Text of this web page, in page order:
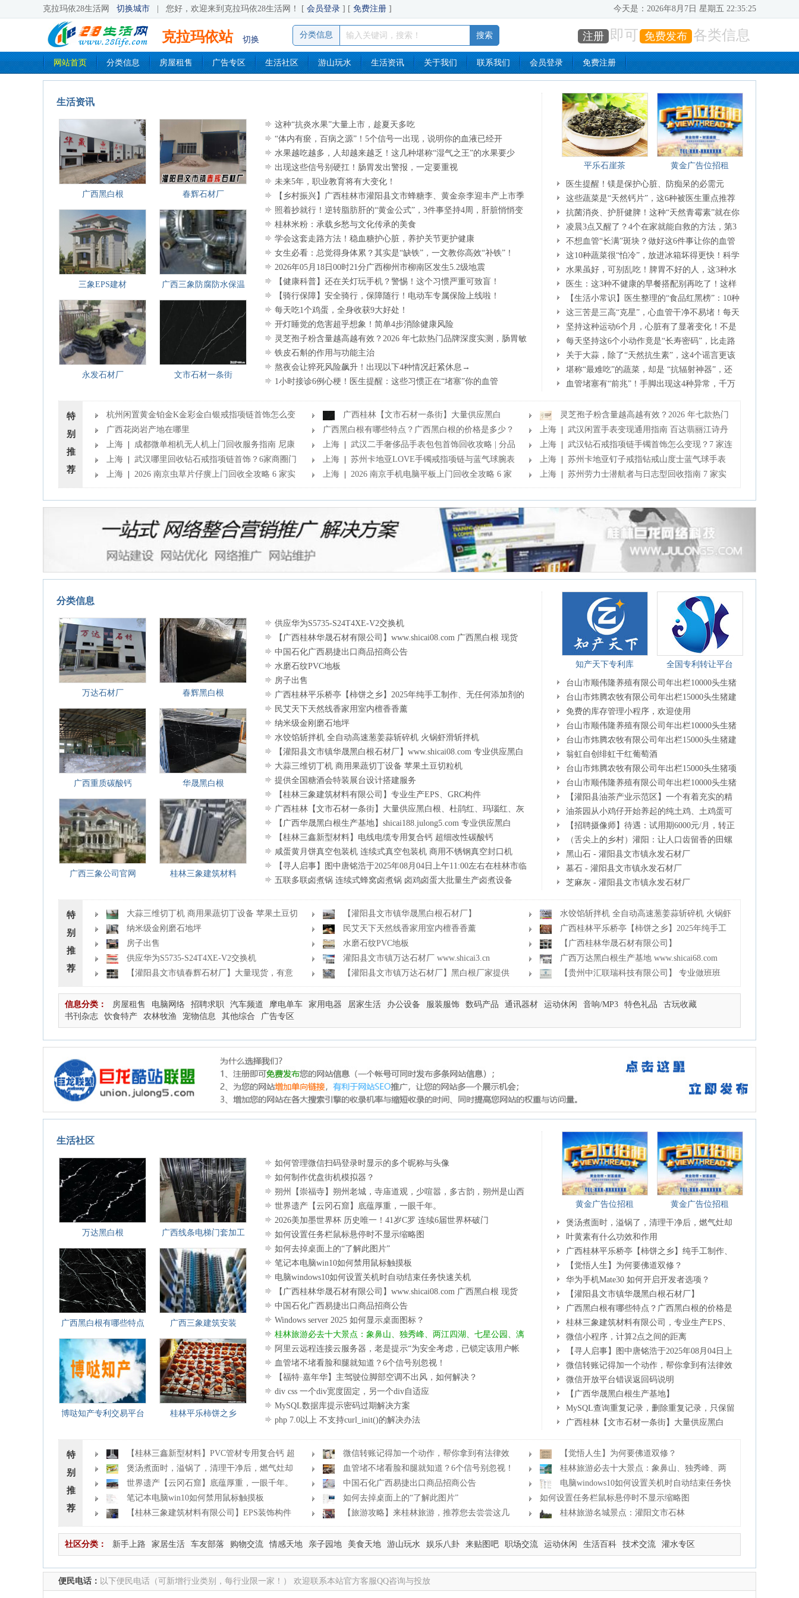
克拉玛依28生活网 切换城市 您好，欢迎来到克拉玛依28生活网！ [ 会员登录 ] [ 免费注册 ] 今天是： 2026年8月7日 星期五 22:35:26
克拉玛依站 切换
分类信息 注册 即可 免费发布 各类信息
网站首页 分类信息 房屋租售 广告专区 生活社区 游山玩水 生活资讯 关于我们 联系我们 会员登录 免费注册
生活资讯
广西黑白根 春辉石材厂
三象EPS建材 广西三象防腐防水保温
永发石材厂 文市石材一条街
这种“抗炎水果”大量上市，趁夏天多吃
“体内有瘀，百病之源”！5个信号一出现，说明你的血液已经开
始“堵”了
水果越吃越多，人却越来越乏！这几种堪称“湿气之王”的水果要少
吃！出现这些信号别硬扛！肠胃发出警报，一定要重视
未来5年，职业教育将有大变化！
【乡村振兴】广西桂林市灌阳县文市蜂糖李、黄金奈李迎丰产上市季
甜蜜产业助振兴
照着抄就行！逆转脂肪肝的“黄金公式”，3件事坚持4周，肝脏悄悄变
好 桂林米粉：承载乡愁与文化传承的美食
学会这套走路方法！稳血糖护心脏，养护关节更护健康
女生必看：总觉得身体累？其实是“缺铁”，一文教你高效“补铁”！
2026年05月18日00时21分广西柳州市柳南区发生5.2级地震
【健康科普】还在关灯玩手机？警惕！这个习惯严重可致盲！
【骑行保障】安全骑行，保障随行！电动车专属保险上线啦！
每天吃1个鸡蛋，全身收获9大好处！
开灯睡觉的危害超乎想象！简单4步消除健康风险
灵芝孢子粉含量越高越有效？2026 年七款热门品牌深度实测，肠胃敏
感者避坑指南
铁皮石斛的作用与功能主治
熬夜会让猝死风险飙升！出现以下4种情况赶紧休息→
1小时接诊6例心梗！医生提醒：这些习惯正在“堵塞”你的血管
平乐石崖茶 黄金广告位招租
医生提醒！镁是保护心脏、防痴呆的必需元
素，常吃4类食物就能补
这些蔬菜是“天然钙片”，这6种被医生重点推荐
抗菌消炎、护肝健脾！这种“天然青霉素”就在你
家餐桌上，春季吃正合适
凌晨3点又醒了？4个在家就能自救的方法，第3
个很多人用错了
不想血管“长满”斑块？做好这6件事让你的血管
更健康
这10种蔬菜很“怕冷”，放进冰箱坏得更快！科学
保存黄金法则来了！
水果虽好，可别乱吃！脾胃不好的人，这3种水
果正在悄悄伤害你！
医生：这3种不健康的早餐搭配别再吃了！这样
吃早餐，腰围小了、血糖血脂降了
【生活小常识】医生整理的“食品红黑榜”：10种
垃圾食品要少吃，10种健康食品要多吃！
这三苦是三高“克星”，心血管干净不易堵！每天
吃一点，指标慢慢降下来~
坚持这种运动6个月，心脏有了显著变化！不是
跑步，也不是走路
每天坚持这6个小动作竟是“长寿密码”，比走路
还简单！
关于大蒜，除了“天然抗生素”，这4个谣言更该
警惕!堪称“最难吃”的蔬菜，却是 “抗辐射神器”，还
能护肺、清热、止咳化痰！
血管堵塞有“前兆”！手脚出现这4种异常，千万
特
别
推
荐
杭州闲置黄金铂金K金彩金白银戒指项链首饰怎么变
现？回收行情与正规渠道汇总
广西桂林【文市石材一条街】大量供应黑白
根、杜鹃红、玛瑙红、灰姑娘、海浪花、霸王花、木纹
石等产品
灵芝孢子粉含量越高越有效？2026 年七款热门
品牌深度实测，肠胃敏感者避坑指南
广西花岗岩产地在哪里
广西黑白根有哪些特点？广西黑白根的价格是多少？
广西黑白根有哪些知名品牌？哪家品牌口碑最好？
上海 |武汉闲置手表变现通用指南 百达翡丽江诗丹
顿爱彼闲置变现攻略
上海| 成都微单相机无人机上门回收服务指南 尼康
佳能索尼松下单反镜头回收行情
上海 |武汉二手奢侈品手表包包首饰回收攻略 | 分品
类门店推荐 2026 热门款行情参考
上海 |武汉钻石戒指项链手镯首饰怎么变现？7 家连
锁门店实测 2026 全品牌回收行情
上海| 武汉哪里回收钻石戒指项链首饰？6家商圈门
店指南 卡地亚梵克雅宝回收价格
上海 |苏州卡地亚LOVE手镯戒指项链与蓝气球腕表
回收指南 7 家实体门店实测全攻略
上海 |苏州卡地亚钉子戒指钻戒山度士蓝气球手表
回收怎么选 6 家本地连锁门店深度指南
上海| 2026 南京虫草片仔癀上门回收全攻略 6 家实
体门店服务与行情详解
上海 |2026 南京手机电脑平板上门回收全攻略 6 家
实体门店服务与行情详解
上海 |苏州劳力士潜航者与日志型回收指南 7 家实
体门店实测及 2026 行情参考
分类信息
万达石材厂 春辉黑白根
广西重质碳酸钙 华晟黑白根
广西三象公司官网 桂林三象建筑材料
供应华为S5735-S24T4XE-V2交换机
【广西桂林华晟石材有限公司】www.shicai08.com 广西黑白根 现货
中国石化广西易捷出口商品招商公告
水磨石纹PVC地板
房子出售
广西桂林平乐桥亭【柿饼之乡】2025年纯手工制作、无任何添加剂的
第一批柿饼准备上市了，欢迎联系订购！
民艾天下天然线香家用室内檀香香薰
纳米级金刚磨石地坪
水饺馅斩拌机 全自动高速葱姜蒜斩碎机 火锅虾滑斩拌机
【灌阳县文市镇华晟黑白根石材厂】www.shicai08.com 专业供应黑白
根、广西白、金镶玉等
大蒜三维切丁机 商用果蔬切丁设备 苹果土豆切粒机
提供全国糖酒会特装展台设计搭建服务
【桂林三象建筑材料有限公司】专业生产EPS、GRC构件
广西桂林【文市石材一条街】大量供应黑白根、杜鹃红、玛瑙红、灰
姑娘、海浪花、霸王花、木纹石等产品
【广西华晟黑白根生产基地】shicai188.julong5.com 专业供应黑白
根、广西白、金镶玉
【桂林三鑫新型材料】电线电缆专用复合钙 超细改性碳酸钙
咸蛋黄月饼真空包装机 连续式真空包装机 商用不锈钢真空封口机
【寻人启事】图中唐铭浩于2025年08月04日上午11:00左右在桂林市临
桂区大律街154号附近走失
五联多联卤煮锅 连续式蜂窝卤煮锅 卤鸡卤蛋大批量生产卤煮设备
知产天下专利库 全国专利转让平台
台山市顺伟隆养殖有限公司年出栏10000头生猪
建设项目环境影响评价公众参与信息公开（报批
前公示）
台山市炜腾农牧有限公司年出栏15000头生猪建
设项目环境影响评价公众参与信息公开（报批前
公示）
免费的库存管理小程序，欢迎使用
台山市顺伟隆养殖有限公司年出栏10000头生猪
建设项目环境影响评价第二次信息公示
台山市炜腾农牧有限公司年出栏15000头生猪建
设项目环境影响评价第二次信息公示
翁虹自创绯虹干红葡萄酒
台山市炜腾农牧有限公司年出栏15000头生猪项
目环境影响评价公众参与信息公开第一次公示
台山市顺伟隆养殖有限公司年出栏10000头生猪
项目环境影响评价公众参与信息公开第一次公示
【灌阳县油茶产业示范区】一个有着充实的精
神生活的人，对待身外之物自会有一种淡泊的态
度
油茶园从小鸡仔开始养起的纯土鸡、土鸡蛋可
以预定啦！还有前几天刚榨的纯山茶油哦
【招聘摄像师】待遇：试用期6000元/月，转正
7000元/月+五险一金+餐补+节日福利+奖金
（舌尖上的乡村）灌阳：让人口齿留香的田螺
酿 - 2023年07月31日 桂林日报第6版刊发
黑山石 - 灌阳县文市镇永发石材厂
www.shicai89.com
墓石 - 灌阳县文市镇永发石材厂
www.shicai89.com
芝麻灰 - 灌阳县文市镇永发石材厂
特
别
推
荐
大蒜三维切丁机 商用果蔬切丁设备 苹果土豆切
粒机
【灌阳县文市镇华晟黑白根石材厂】
www.shicai08.com 专业供应黑白根、广西白、金镶玉等
水饺馅斩拌机 全自动高速葱姜蒜斩碎机 火锅虾
滑斩拌机
纳米级金刚磨石地坪 民艾天下天然线香家用室内檀香香薰
广西桂林平乐桥亭【柿饼之乡】2025年纯手工
制作、无任何添加剂的第一批柿饼准备上市了，欢迎联
系订购！
房子出售 水磨石纹PVC地板
【广西桂林华晟石材有限公司】
www.shicai08.com 广西黑白根 现货
供应华为S5735-S24T4XE-V2交换机 灌阳县文市镇万达石材厂 www.shicai3.cn
广西万达黑白根生产基地 www.shicai68.com
【灌阳县文市镇春辉石材厂】大量现货，有意
者联系：15878381368
【灌阳县文市镇万达石材厂】黑白根厂家提供
老板想要的的各种尺寸
【贵州中汇联瑞科技有限公司】 专业做班班
通、校园广播、校园监控、校园门禁道闸、学校大礼堂
等
信息分类： 房屋租售 电脑网络 招聘求职 汽车频道 摩电单车 家用电器 居家生活 办公设备 服装服饰 数码产品 通讯器材 运动休闲 音响/MP3 特色礼品
古玩收藏
书刊杂志
饮食特产 农林牧渔 宠物信息 其他综合 广告专区
生活社区
万达黑白根 广西线条电梯门套加工
广西黑白根有哪些特点 广西三象建筑安装
博哒知产专利交易平台 桂林平乐柿饼之乡
如何管理微信扫码登录时显示的多个昵称与头像
如何制作优盘街机模拟器？
朔州【崇福寺】朔州老城，寺庙道观，少喧嚣，多古韵，朔州是山西
被低估的塞上秘境。
世界遗产【云冈石窟】底蕴厚重，一眼千年。
2026美加墨世界杯 历史唯一！41岁C罗 连续6届世界杯破门
如何设置任务栏鼠标悬停时不显示缩略图
如何去掉桌面上的“了解此图片”
笔记本电脑win10如何禁用鼠标触摸板
电脑windows10如何设置关机时自动结束任务快速关机
【广西桂林华晟石材有限公司】www.shicai08.com 广西黑白根 现货
中国石化广西易捷出口商品招商公告
Windows server 2025 如何显示桌面图标？
桂林旅游必去十大景点：象鼻山、独秀峰、两江四湖、七星公园、漓
江、龙脊梯田、阳朔西街、遇龙河、银子岩等
阿里云远程连接云服务器，老是提示“为安全考虑，已锁定该用户帐
户”解决方案
血管堵不堵看脸和腿就知道？6个信号别忽视！
【福特·嘉年华】主驾驶位脚部空调不出风，如何解决？
div css 一个div宽度固定，另一个div自适应
MySQL数据库提示密码过期解决方案
php 7.0以上 不支持curl_init()的解决办法
黄金广告位招租 黄金广告位招租
煲汤煮面时，溢锅了，清理干净后，燃气灶却
一直点不着火怎么办？
叶黄素有什么功效和作用
广西桂林平乐桥亭【柿饼之乡】纯手工制作、
无任何添加剂，柿饼每年10月后上市，欢迎联系
订购！
【觉悟人生】为何要佛道双修？
华为手机Mate30 如何开启开发者选项？
【灌阳县文市镇华晟黑白根石材厂】
www.shicai08.com 专业供应黑白根、广西白、金镶
玉等
广西黑白根有哪些特点？广西黑白根的价格是
多少？广西黑白根有哪些知名品牌？哪家品牌口
碑最好？
桂林三象建筑材料有限公司，专业生产EPS、
GRC构件
微信小程序，计算2点之间的距离
【寻人启事】图中唐铭浩于2025年08月04日上
午11:00左右在桂林市临桂区大律街154号附近走失
微信转账记得加一个动作，帮你拿到有法律效
力的凭证！很多人不知道
微信开放平台错误返回码说明
【广西华晟黑白根生产基地】
shicai188.julong5.com 专业供应黑白根、广西白、
金镶玉
MySQL查询重复记录，删除重复记录，只保留
一条广西桂林【文市石材一条街】大量供应黑白
花、木纹石等产品
特
别
推
荐
【桂林三鑫新型材料】PVC管材专用复合钙 超
细改性碳酸钙
微信转账记得加一个动作，帮你拿到有法律效
力的凭证！很多人不知道
【觉悟人生】为何要佛道双修？
煲汤煮面时，溢锅了，清理干净后，燃气灶却
一直点不着火怎么办？
血管堵不堵看脸和腿就知道？6个信号别忽视！
桂林旅游必去十大景点：象鼻山、独秀峰、两
江四湖、七星公园、漓江、龙脊梯田、阳朔西街、遇龙
河、银子岩等
世界遗产【云冈石窟】底蕴厚重，一眼千年。 中国石化广西易捷出口商品招商公告
电脑windows10如何设置关机时自动结束任务快
速关机
笔记本电脑win10如何禁用鼠标触摸板 如何去掉桌面上的“了解此图片”
如何设置任务栏鼠标悬停时不显示缩略图
【桂林三象建筑材料有限公司】EPS装饰构件
生产中
【旅游攻略】来桂林旅游，推荐您去尝尝这几
家桂林特色美食
桂林旅游名城景点：灌阳文市石林
社区分类： 新手上路 家居生活 车友部落 购物交流 情感天地 亲子园地 美食天地 游山玩水 娱乐八卦 来贴图吧 职场交流 运动休闲 生活百科 技术交流 灌水专区
便民电话： 以下便民电话（可新增行业类别，每行业限一家！） 欢迎联系本站官方客服QQ咨询与投放